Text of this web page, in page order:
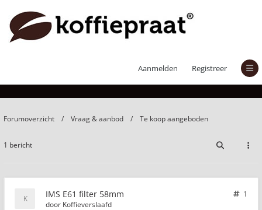
Aanmelden Registreer
Forumoverzicht Vraag & aanbod Te koop aangeboden
1 bericht
IMS E61 filter 58mm
1
door Koffieverslaafd